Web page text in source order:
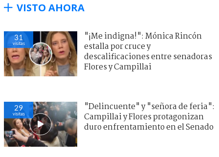
VISTO AHORA
31
visitas
"¡Me indigna!": Mónica Rincón
estalla por cruce y
descalificaciones entre senadoras
Flores y Campillai
29
visitas
"Delincuente" y "señora de feria":
Campillai y Flores protagonizan
duro enfrentamiento en el Senado